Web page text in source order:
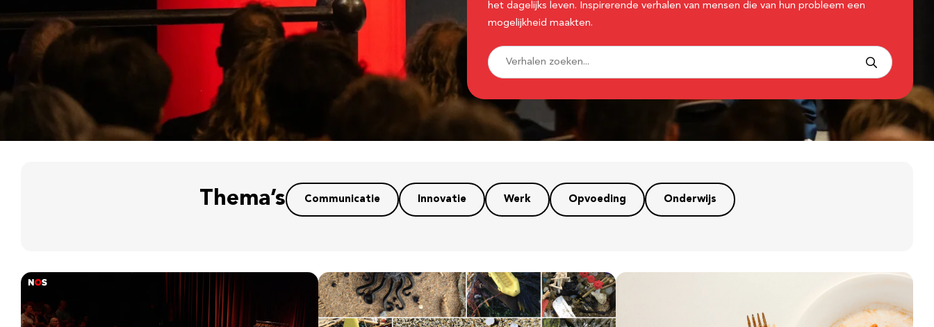
het dagelijks leven. Inspirerende verhalen van mensen die van hun probleem een
mogelijkheid maakten.
Thema’s Communicatie Innovatie Werk Opvoeding Onderwijs